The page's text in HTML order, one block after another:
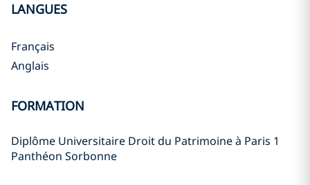
LANGUES
Français
Anglais
FORMATION
Diplôme Universitaire Droit du Patrimoine à Paris 1
Panthéon Sorbonne